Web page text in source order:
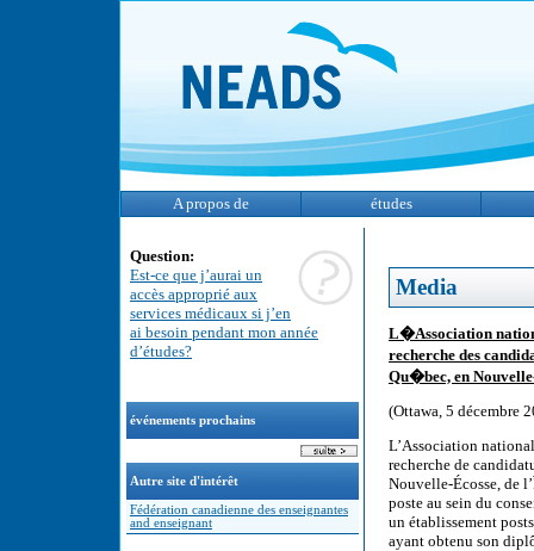
A propos de études
Question:
Est-ce que j’aurai un
accès approprié aux
services médicaux si j’en
ai besoin pendant mon année
d’études?
événements prochains
Autre site d'intérêt
Fédération canadienne des enseignantes
and enseignant
Media
L�Association
recherche des
Qu�bec, en
(Ottawa, 5 décembre
L’Association
recherche de
Nouvelle-Écosse, de
poste au sein du
un établissement
ayant obtenu son